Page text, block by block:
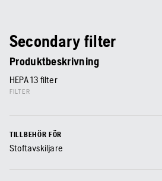
Secondary filter
Produktbeskrivning
HEPA 13 filter
FILTER
TILLBEHÖR FÖR
Stoftavskiljare